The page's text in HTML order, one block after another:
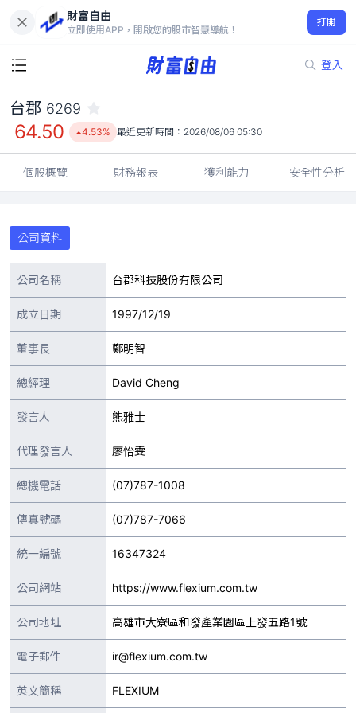
財富自由
立即使用APP，開啟您的股市智慧導航！
打開
登入
64.50
4.53%
台郡 6269
64.50 4.53% 最近更新時間： 2026/08/06 05:30
個股概覽 財務報表 獲利能力 安全性分析
公司資料
公司名稱 台郡科技股份有限公司
成立日期 1997/12/19
董事長 鄭明智
總經理 David Cheng
發言人 熊雅士
代理發言人 廖怡雯
總機電話 (07)787-1008
傳真號碼 (07)787-7066
統一編號 16347324
公司網站 https://www.flexium.com.tw
公司地址 高雄市大寮區和發產業園區上發五路1號
電子郵件 ir@flexium.com.tw
英文簡稱 FLEXIUM